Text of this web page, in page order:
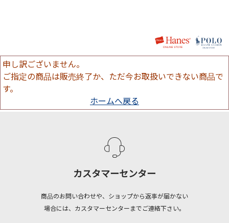
申し訳ございません。
ご指定の商品は販売終了か、ただ今お取扱いできない商品で
す。
ホームへ戻る
カスタマーセンター
商品のお問い合わせや、ショップから返事が届かない
場合には、カスタマーセンターまでご連絡下さい。